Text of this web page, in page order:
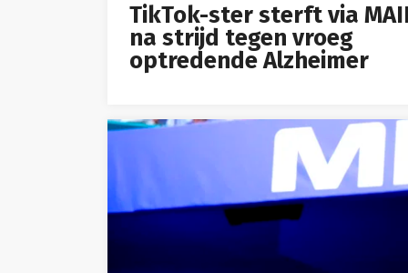
TikTok-ster sterft via
na strijd tegen vroeg
optredende Alzheimer